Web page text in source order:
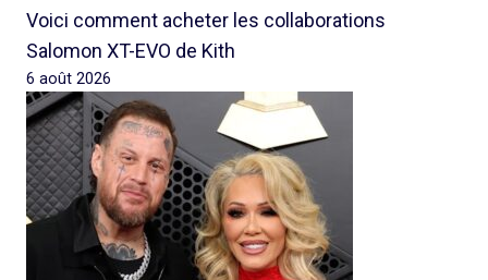
Voici comment acheter les collaborations
Salomon XT-EVO de Kith
6 août 2026